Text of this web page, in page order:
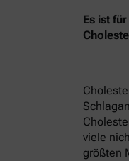
Es ist
viele
größten